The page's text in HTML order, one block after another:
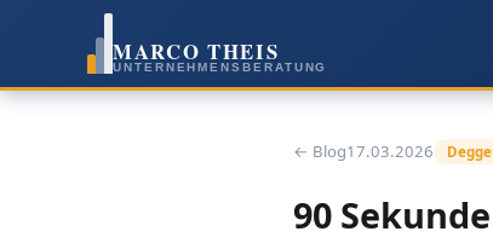
MARCO THEIS
UNTERNEHMENSBERATUNG
← Blog17.03.2026
90